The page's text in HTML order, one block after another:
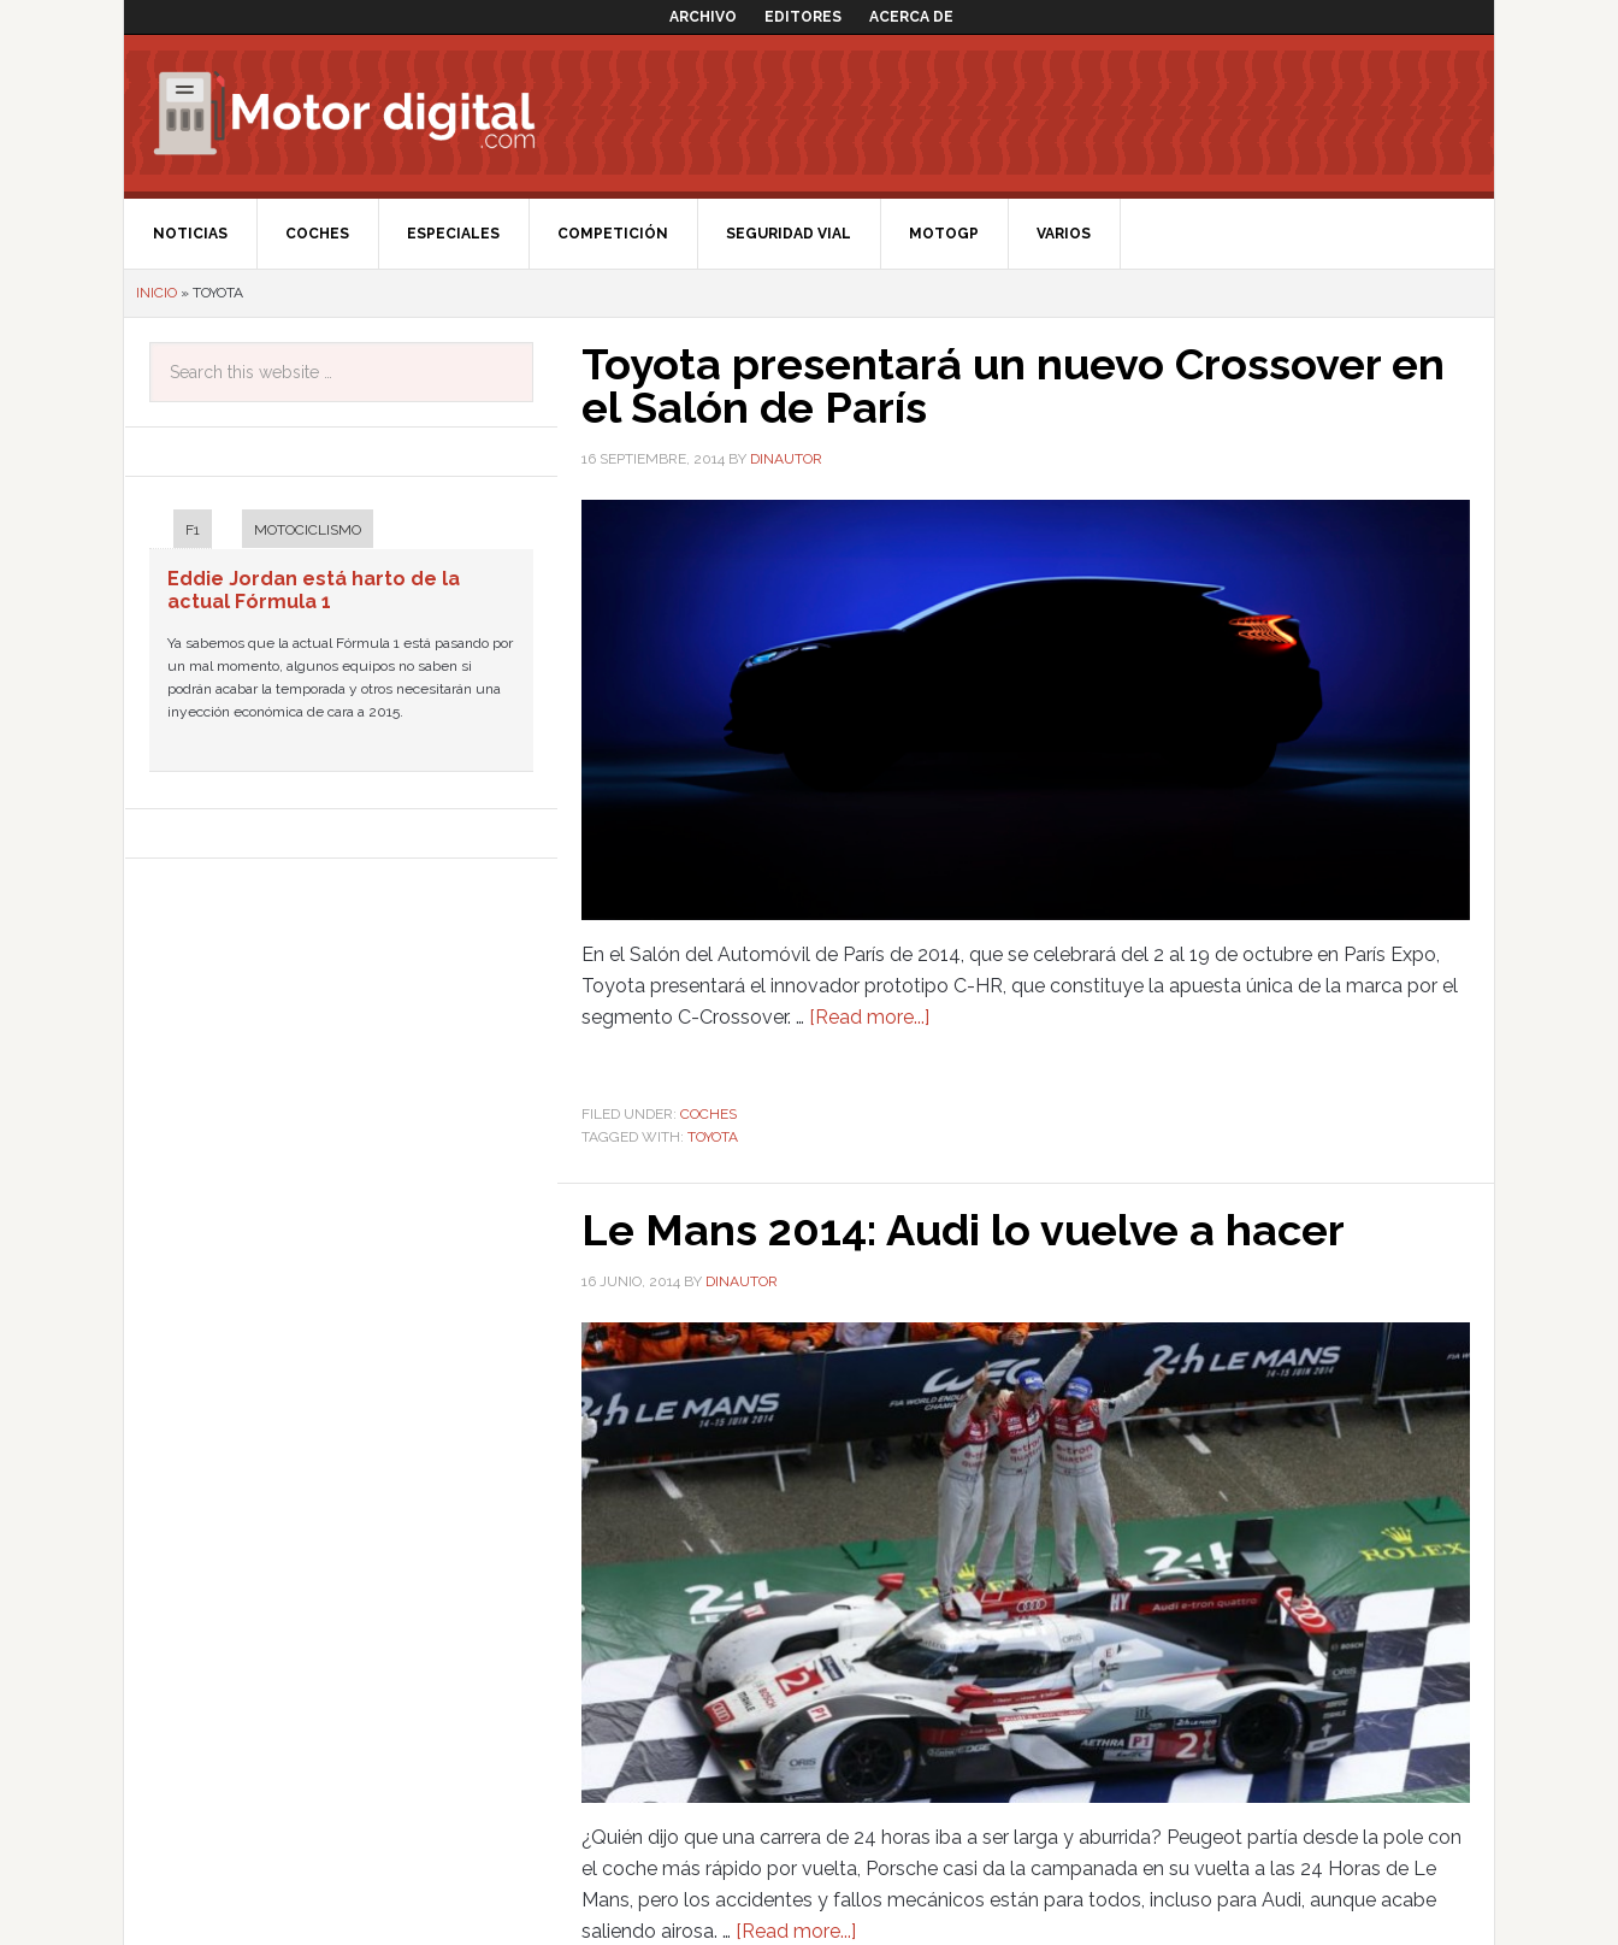
ARCHIVO EDITORES ACERCA DE
NOTICIAS COCHES ESPECIALES COMPETICIÓN SEGURIDAD VIAL MOTOGP VARIOS
INICIO » TOYOTA
Toyota presentará un nuevo Crossover en
el Salón de París
16 SEPTIEMBRE, 2014 BY DINAUTOR
En el Salón del Automóvil de París de 2014, que se celebrará del 2 al 19 de octubre en París Expo,
Toyota presentará el innovador prototipo C-HR, que constituye la apuesta única de la marca por el
segmento C-Crossover. … [Read more...]
FILED UNDER: COCHES
TAGGED WITH: TOYOTA
Le Mans 2014: Audi lo vuelve a hacer
16 JUNIO, 2014 BY DINAUTOR
¿Quién dijo que una carrera de 24 horas iba a ser larga y aburrida? Peugeot partía desde la pole con
el coche más rápido por vuelta, Porsche casi da la campanada en su vuelta a las 24 Horas de Le
Mans, pero los accidentes y fallos mecánicos están para todos, incluso para Audi, aunque acabe
saliendo airosa. … [Read more...]
F1 MOTOCICLISMO
Eddie Jordan está harto de la
actual Fórmula 1
Ya sabemos que la actual Fórmula 1 está pasando por
un mal momento, algunos equipos no saben si
podrán acabar la temporada y otros necesitarán una
inyección económica de cara a 2015.